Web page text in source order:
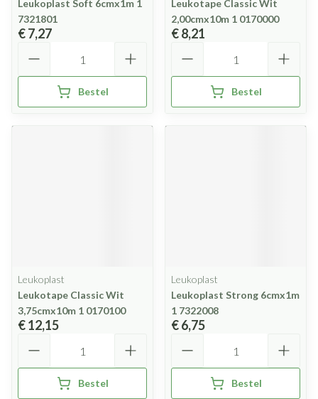
Leukoplast Soft 6cmx1m 1
7321801
€ 7,27
Bestel
Leukotape Classic Wit
2,00cmx10m 1 0170000
€ 8,21
Bestel
Leukoplast
Leukotape Classic Wit
3,75cmx10m 1 0170100
€ 12,15
Bestel
Leukoplast
Leukoplast Strong 6cmx1m
1 7322008
€ 6,75
Bestel